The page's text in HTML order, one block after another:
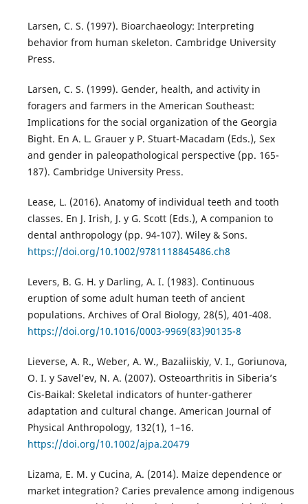
Larsen, C. S. (1997). Bioarchaeology: Interpreting
behavior from human skeleton. Cambridge University
Press.
Larsen, C. S. (1999). Gender, health, and activity in
foragers and farmers in the American Southeast:
Implications for the social organization of the Georgia
Bight. En A. L. Grauer y P. Stuart-Macadam (Eds.), Sex
and gender in paleopathological perspective (pp. 165-
187). Cambridge University Press.
Lease, L. (2016). Anatomy of individual teeth and tooth
classes. En J. Irish, J. y G. Scott (Eds.), A companion to
dental anthropology (pp. 94-107). Wiley & Sons.
https://doi.org/10.1002/9781118845486.ch8
Levers, B. G. H. y Darling, A. I. (1983). Continuous
eruption of some adult human teeth of ancient
populations. Archives of Oral Biology, 28(5), 401-408.
https://doi.org/10.1016/0003-9969(83)90135-8
Lieverse, A. R., Weber, A. W., Bazaliiskiy, V. I., Goriunova,
O. I. y Savel’ev, N. A. (2007). Osteoarthritis in Siberia’s
Cis-Baikal: Skeletal indicators of hunter-gatherer
adaptation and cultural change. American Journal of
Physical Anthropology, 132(1), 1–16.
https://doi.org/10.1002/ajpa.20479
Lizama, E. M. y Cucina, A. (2014). Maize dependence or
market integration? Caries prevalence among indigenous